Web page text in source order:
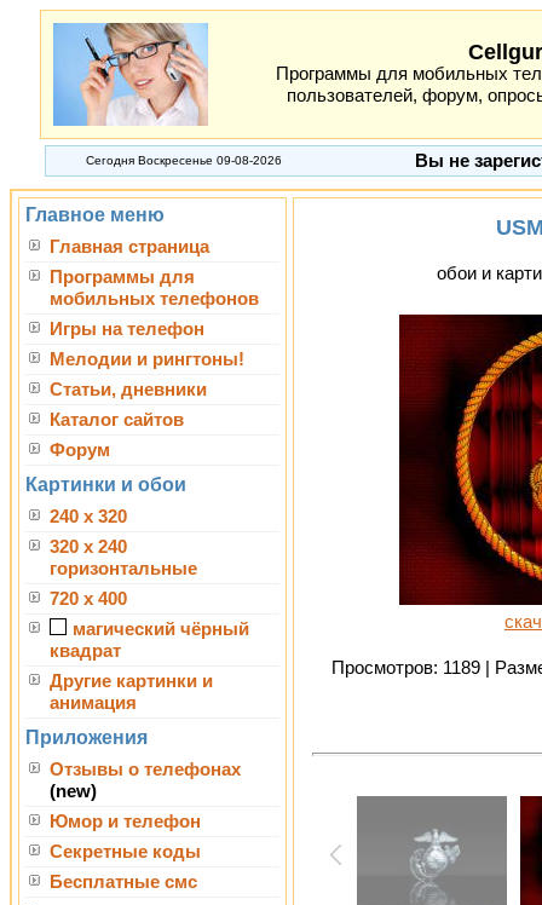
Программы для мобильных
пользователей, форум,
Сегодня Воскресенье 09-08-2026 Вы не
Главное меню
Главная страница
Программы для
мобильных телефонов
Игры на телефон
Мелодии и рингтоны!
Статьи, дневники
Каталог сайтов
Форум
Картинки и обои
240 x 320
320 x 240
горизонтальные
720 x 400
магический чёрный
квадрат
Другие картинки и
анимация
Приложения
Отзывы о телефонах
(new)
Юмор и телефон
Секретные коды
Бесплатные смс
обои и
Просмотров: 1189 |